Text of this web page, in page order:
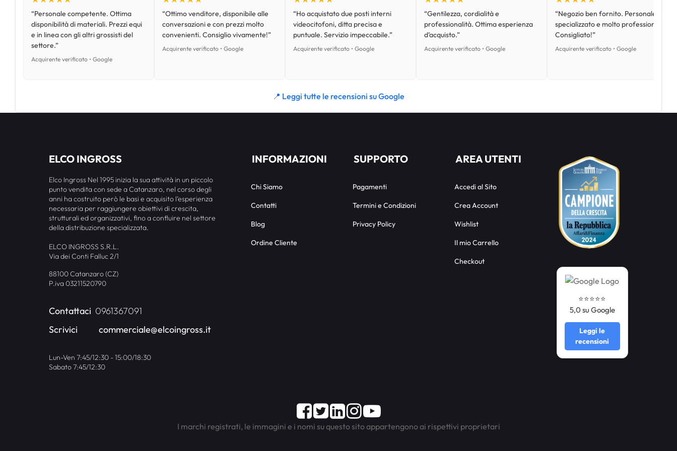
“Personale competente. Ottima
disponibilità di materiali. Prezzi equi
e in linea con gli altri grossisti del
settore.”
Acquirente verificato • Google
“Ottimo venditore, disponibile alle
conversazioni e con prezzi molto
convenienti. Consiglio vivamente!”
Acquirente verificato • Google
“Ho acquistato due posti interni
videocitofoni, ditta precisa e
puntuale. Servizio impeccabile.”
Acquirente verificato • Google
“Gentilezza, cordialità e
professionalità. Ottima esperienza
d’acquisto.”
Acquirente verificato • Google
“Negozio ben fornito. Personale
specializzato e molto professionale.
Consigliato!”
Acquirente verificato • Google
📍 Leggi tutte le recensioni su Google
ELCO INGROSS
Elco Ingross Nel 1995 inizia la sua attività in un piccolo
punto vendita con sede a Catanzaro, nel corso degli
anni ha costruito però le basi e acquisito l’esperienza
necessaria per raggiungere obiettivi di crescita,
strutturali ed organizzativi, fino a confluire nel settore
della distribuzione specializzata.
ELCO INGROSS S.R.L.
Via dei Conti Falluc 2/1
88100 Catanzaro (CZ)
P.iva 03211520790
Contattaci 0961367091
Scrivici
commerciale@elcoingross.it
Lun-Ven 7:45/12:30 - 15:00/18:30
Sabato 7:45/12:30
INFORMAZIONI
Chi Siamo
Contatti
Blog
Ordine Cliente
SUPPORTO
Pagamenti
Termini e Condizioni
Privacy Policy
AREA UTENTI
Accedi al Sito
Crea Account
Wishlist
Il mio Carrello
Checkout
⭐️⭐️⭐️⭐️⭐️
5,0 su Google
Leggi le
recensioni
Facebook
TwitterLinkedInInstagram
Youtube
I marchi registrati, le immagini e i nomi su questo sito appartengono ai rispettivi proprietari